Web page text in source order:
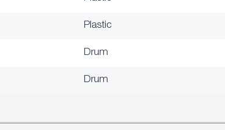
Plastic
Drum
Drum